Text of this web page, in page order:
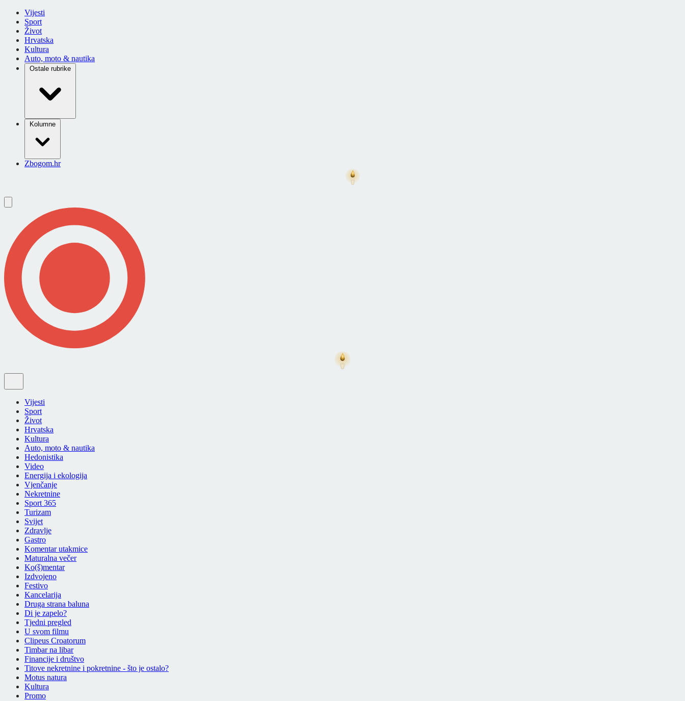
Vijesti
Sport
Život
Hrvatska
Kultura
Auto, moto & nautika
Ostale rubrike
Kolumne
Zbogom.hr
Vijesti
Sport
Život
Hrvatska
Kultura
Auto, moto & nautika
Hedonistika
Video
Energija i ekologija
Vjenčanje
Nekretnine
Sport 365
Turizam
Svijet
Zdravlje
Gastro
Komentar utakmice
Maturalna večer
Ko(š)mentar
Izdvojeno
Festivo
Kancelarija
Druga strana baluna
Di je zapelo?
Tjedni pregled
U svom filmu
Clipeus Croatorum
Timbar na libar
Financije i društvo
Titove nekretnine i pokretnine - što je ostalo?
Motus natura
Kultura
Promo